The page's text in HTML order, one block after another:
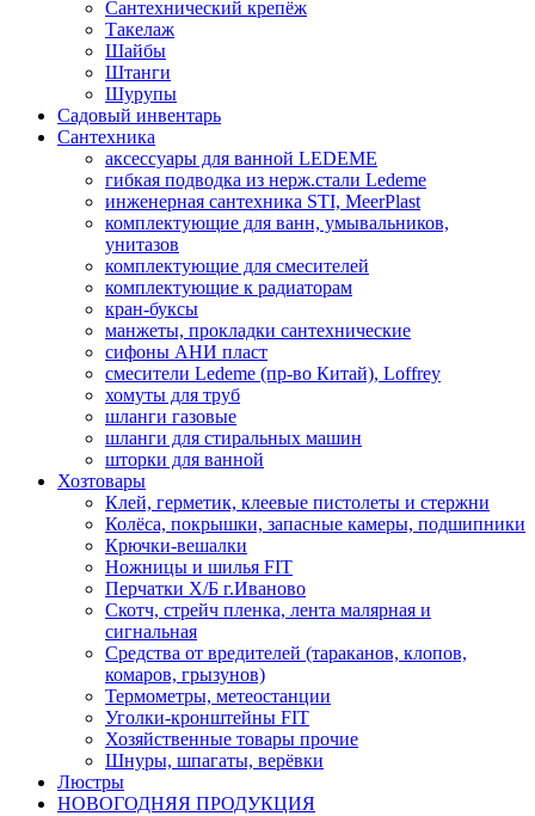
Сантехнический крепёж
Такелаж
Шайбы
Штанги
Шурупы
Садовый инвентарь
Сантехника
аксессуары для ванной LEDEME
гибкая подводка из нерж.стали Ledeme
инженерная сантехника STI, MeerPlast
комплектующие для ванн, умывальников,
унитазов
комплектующие для смесителей
комплектующие к радиаторам
кран-буксы
манжеты, прокладки сантехнические
сифоны АНИ пласт
смесители Ledeme (пр-во Китай), Loffrey
хомуты для труб
шланги газовые
шланги для стиральных машин
шторки для ванной
Хозтовары
Клей, герметик, клеевые пистолеты и стержни
Колёса, покрышки, запасные камеры, подшипники
Крючки-вешалки
Ножницы и шилья FIT
Перчатки Х/Б г.Иваново
Скотч, стрейч пленка, лента малярная и
сигнальная
Средства от вредителей (тараканов, клопов,
комаров, грызунов)
Термометры, метеостанции
Уголки-кронштейны FIT
Хозяйственные товары прочие
Шнуры, шпагаты, верёвки
Люстры
НОВОГОДНЯЯ ПРОДУКЦИЯ